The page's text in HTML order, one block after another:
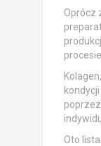
Oprócz
Oto